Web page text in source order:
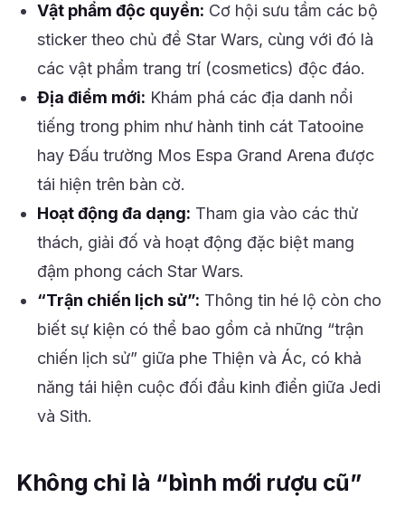
Vật phẩm độc quyền: Cơ hội sưu tầm các bộ
sticker theo chủ đề Star Wars, cùng với đó là
các vật phẩm trang trí (cosmetics) độc đáo.
Địa điểm mới: Khám phá các địa danh nổi
tiếng trong phim như hành tinh cát Tatooine
hay Đấu trường Mos Espa Grand Arena được
tái hiện trên bàn cờ.
Hoạt động đa dạng: Tham gia vào các thử
thách, giải đố và hoạt động đặc biệt mang
đậm phong cách Star Wars.
“Trận chiến lịch sử”: Thông tin hé lộ còn cho
biết sự kiện có thể bao gồm cả những “trận
chiến lịch sử” giữa phe Thiện và Ác, có khả
năng tái hiện cuộc đối đầu kinh điển giữa Jedi
và Sith.
Không chỉ là “bình mới rượu cũ”